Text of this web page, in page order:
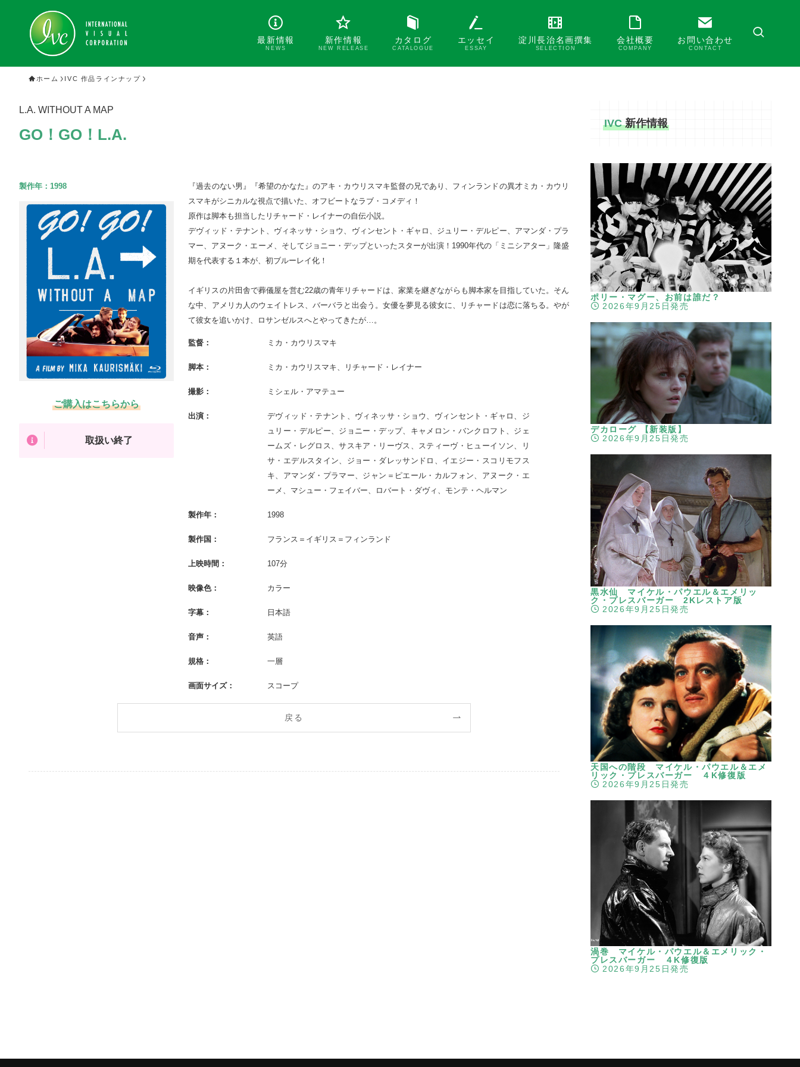
最新情報
NEWS
新作情報
NEW RELEASE
カタログ
CATALOGUE
エッセイ
ESSAY
淀川長治名画撰集
SELECTION
会社概要
COMPANY
お問い合わせ
CONTACT
ホーム IVC 作品ラインナップ
L.A. WITHOUT A MAP
GO！GO！L.A.
製作年： 1998
ご購入はこちらから
取扱い終了
『過去のない男』『希望のかなた』のアキ・カウリスマキ監督の兄であり、フィンランドの異才ミカ・カウリ
スマキがシニカルな視点で描いた、オフビートなラブ・コメディ！
原作は脚本も担当したリチャード・レイナーの自伝小説。
デヴィッド・テナント、ヴィネッサ・ショウ、ヴィンセント・ギャロ、ジュリー・デルピー、アマンダ・プラ
マー、アヌーク・エーメ、そしてジョニー・デップといったスターが出演！1990年代の「ミニシアター」隆盛
期を代表する１本が、初ブルーレイ化！
イギリスの片田舎で葬儀屋を営む22歳の青年リチャードは、家業を継ぎながらも脚本家を目指していた。そん
な中、アメリカ人のウェイトレス、バーバラと出会う。女優を夢見る彼女に、リチャードは恋に落ちる。やが
て彼女を追いかけ、ロサンゼルスへとやってきたが…。
監督： ミカ・カウリスマキ
脚本： ミカ・カウリスマキ、リチャード・レイナー
撮影： ミシェル・アマテュー
出演：
デヴィッド・テナント、ヴィネッサ・ショウ、ヴィンセント・ギャロ、ジ
ュリー・デルピー、ジョニー・デップ、キャメロン・バンクロフト、ジェ
ームズ・レグロス、サスキア・リーヴス、スティーヴ・ヒューイソン、リ
サ・エデルスタイン、ジョー・ダレッサンドロ、イエジー・スコリモフス
キ、アマンダ・プラマー、ジャン＝ピエール・カルフォン、アヌーク・エ
ーメ、マシュー・フェイバー、ロバート・ダヴィ、モンテ・ヘルマン
製作年： 1998
製作国： フランス＝イギリス＝フィンランド
上映時間： 107分
映像色： カラー
字幕： 日本語
音声： 英語
規格： 一層
画面サイズ： スコープ
戻る
IVC新作情報
ポリー・マグー、お前は誰だ？
2026年9月25日発売
デカローグ 【新装版】
2026年9月25日発売
黒水仙 マイケル・パウエル＆エメリッ
ク・プレスバーガー 2Kレストア版
2026年9月25日発売
天国への階段 マイケル・パウエル＆エメ
リック・プレスバーガー ４K修復版
2026年9月25日発売
渦巻 マイケル・パウエル＆エメリック・
プレスバーガー ４K修復版
2026年9月25日発売